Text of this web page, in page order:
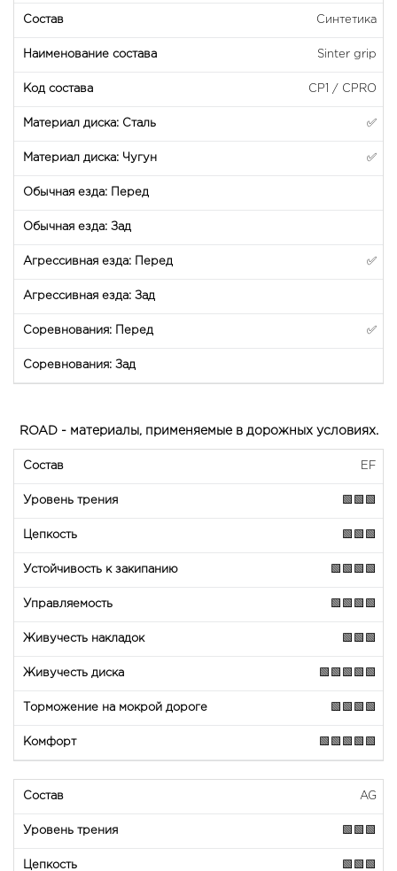
Синтетика
Sinter grip
CP1 / CPRO
✅
✅
✅
✅
ROAD - материалы, применяемые в дорожных условиях.
EF
🟩🟩🟩
🟩🟩🟩
🟩🟩🟩🟩
🟩🟩🟩🟩
🟩🟩🟩
🟩🟩🟩🟩🟩
🟩🟩🟩🟩
🟩🟩🟩🟩🟩
AG
🟩🟩🟩
🟩🟩🟩